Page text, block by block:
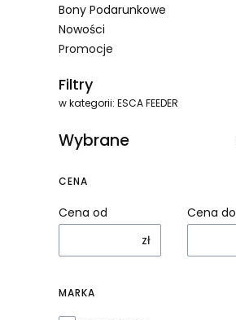
Bony Podarunkowe
Nowości
Promocje
Filtry
w kategorii: ESCA FEEDER
Wybrane
CENA
Cena od
zł
Cena do
MARKA